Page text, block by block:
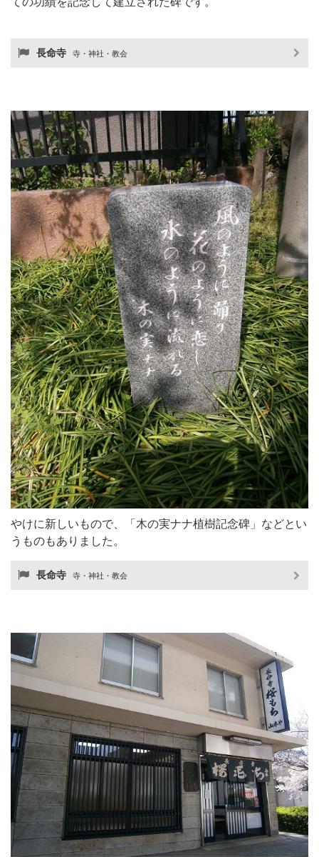
長命寺 寺・神社・教会
やけに新しいもので、「木の実ナナ植樹記念碑」などとい
うものもありました。
長命寺 寺・神社・教会